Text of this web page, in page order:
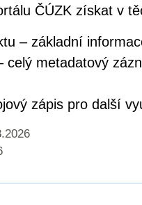
ČÚZK získat v
– základní
celý metadatový
zápis pro další